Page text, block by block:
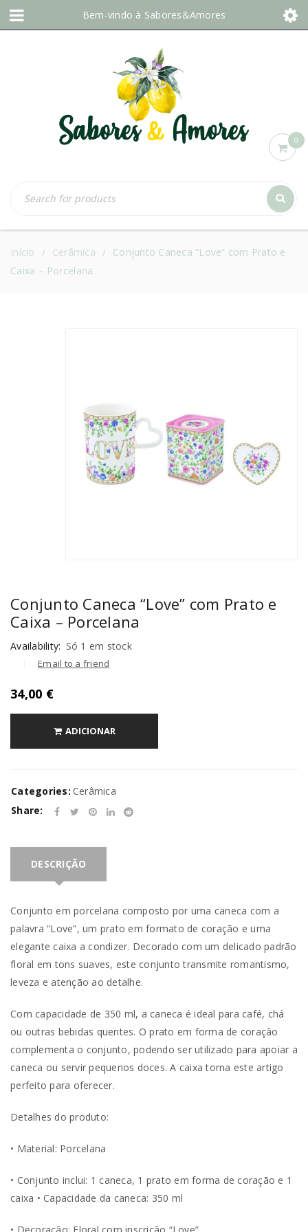
Bem-vindo à Sabores&Amores
0
Início / Cerâmica /
Conjunto Caneca “Love” com Prato e
Caixa – Porcelana
Conjunto Caneca “Love” com Prato e
Caixa – Porcelana
Availability: Só 1 em stock
Email to a friend
34,00 €
ADICIONAR
Categories: Cerâmica
Share:
DESCRIÇÃO
Conjunto em porcelana composto por uma caneca com a
palavra “Love”, um prato em formato de coração e uma
elegante caixa a condizer. Decorado com um delicado padrão
floral em tons suaves, este conjunto transmite romantismo,
leveza e atenção ao detalhe.
Com capacidade de 350 ml, a caneca é ideal para café, chá
ou outras bebidas quentes. O prato em forma de coração
complementa o conjunto, podendo ser utilizado para apoiar a
caneca ou servir pequenos doces. A caixa torna este artigo
perfeito para oferecer.
Detalhes do produto:
• Material: Porcelana
• Conjunto inclui: 1 caneca, 1 prato em forma de coração e 1
caixa • Capacidade da caneca: 350 ml